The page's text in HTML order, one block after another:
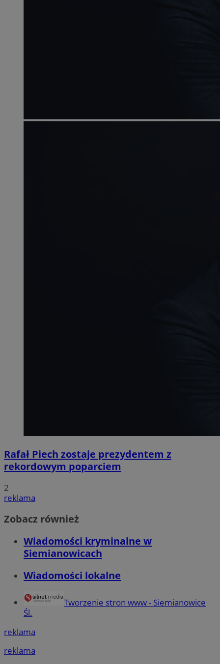
Rafał Piech zostaje prezydentem z
rekordowym poparciem
2
reklama
Zobacz również
Wiadomości kryminalne w
Siemianowicach
Wiadomości lokalne
Tworzenie stron www - Siemianowice
Śl.
reklama
reklama